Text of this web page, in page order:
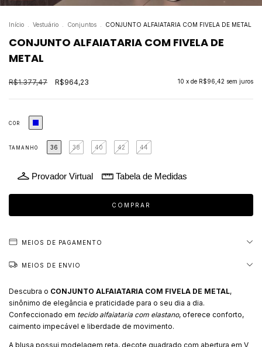
Início Vestuário Conjuntos CONJUNTO ALFAIATARIA COM FIVELA DE METAL
CONJUNTO ALFAIATARIA COM FIVELA DE
METAL
R$1.377,47 R$964,23 10 x de R$96,42 sem juros
COR
TAMANHO 36 38 40 42 44
Provador Virtual Tabela de Medidas
MEIOS DE PAGAMENTO
MEIOS DE ENVIO
Descubra o CONJUNTO ALFAIATARIA COM FIVELA DE METAL,
sinônimo de elegância e praticidade para o seu dia a dia.
Confeccionado em tecido alfaiataria com elastano, oferece conforto,
caimento impecável e liberdade de movimento.
A blusa possui modelagem reta, decote quadrado com abertura em V